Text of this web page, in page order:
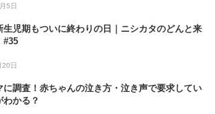
5日
生児期もついに終わりの日｜ニシカタのどんと来
#35
日
に調査！赤ちゃんの泣き方・泣き声で要求してい
わかる？